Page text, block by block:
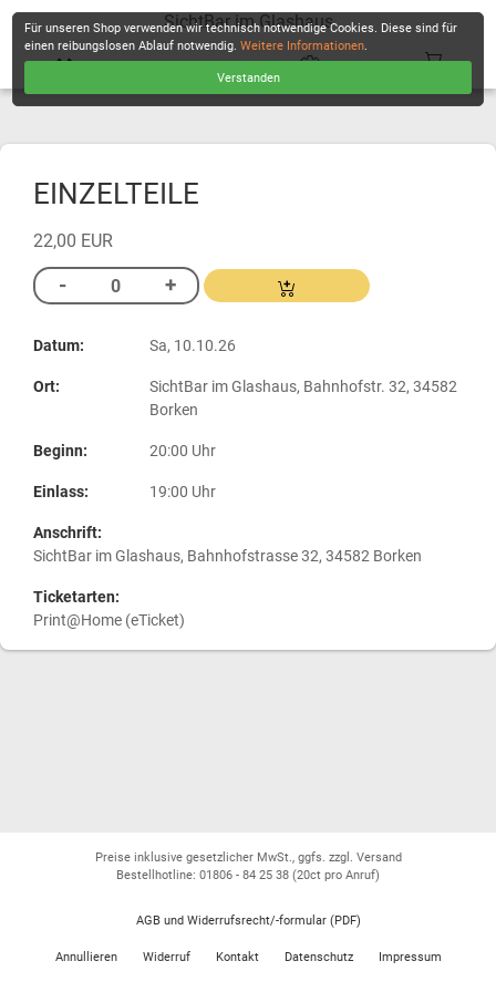
SichtBar im Glashaus
EINZELTEILE
22,00 EUR
Datum: Sa, 10.10.26
Ort:
SichtBar im Glashaus, Bahnhofstr. 32, 34582
Borken
Beginn: 20:00 Uhr
Einlass: 19:00 Uhr
Anschrift:
SichtBar im Glashaus, Bahnhofstrasse 32, 34582 Borken
Ticketarten:
Print@Home (eTicket)
Für unseren Shop verwenden wir technisch notwendige Cookies. Diese sind für
einen reibungslosen Ablauf notwendig.Weitere Informationen.
Verstanden
Preise inklusive gesetzlicher MwSt., ggfs. zzgl. Versand
Bestellhotline: 01806 - 84 25 38 (20ct pro Anruf)
AGB und Widerrufsrecht/-formular (PDF)
Annullieren Widerruf Kontakt Datenschutz Impressum